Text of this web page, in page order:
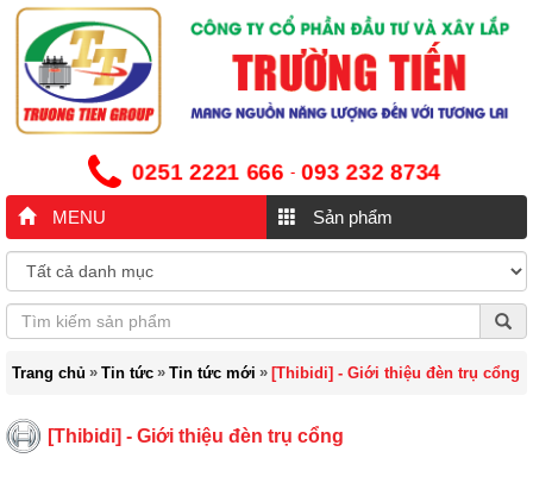
0251 2221 666 - 093 232 8734
MENU Sản phẩm
Trang chủ » Tin tức » Tin tức mới » [Thibidi] - Giới thiệu đèn trụ cổng
[Thibidi] - Giới thiệu đèn trụ cổng